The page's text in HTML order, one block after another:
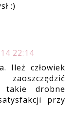
:)
22:14
Ileż człowiek
takie drobne
przy